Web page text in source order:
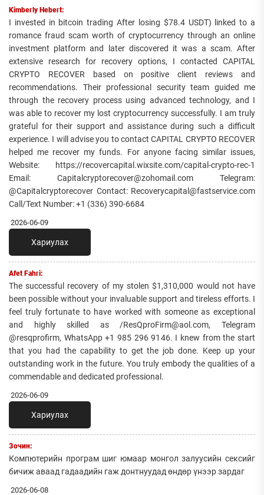
Kimberly Hebert:
I invested in bitcoin trading After losing $78.4 USDT) linked to a
romance fraud scam worth of cryptocurrency through an online
investment platform and later discovered it was a scam. After
extensive research for recovery options, I contacted CAPITAL
CRYPTO RECOVER based on positive client reviews and
recommendations. Their professional security team guided me
through the recovery process using advanced technology, and I
was able to recover my lost cryptocurrency successfully. I am truly
grateful for their support and assistance during such a difficult
experience. I will advise you to contact CAPITAL CRYPTO RECOVER
helped me recover my funds. For anyone facing similar issues,
Website: https://recovercapital.wixsite.com/capital-crypto-rec-1
Email: Capitalcryptorecover@zohomail.com Telegram:
@Capitalcryptorecover Contact: Recoverycapital@fastservice.com
Call/Text Number: +1 (336) 390-6684
2026-06-09
Хариулах
Afet Fahri:
The successful recovery of my stolen $1,310,000 would not have
been possible without your invaluable support and tireless efforts. I
feel truly fortunate to have worked with someone as exceptional
and highly skilled as /ResQproFirm@aol.com, Telegram
@resqprofirm, WhatsApp +1 985 296 9146. I knew from the start
that you had the capability to get the job done. Keep up your
outstanding work in the future. You truly embody the qualities of a
commendable and dedicated professional.
2026-06-09
Хариулах
Зочин:
Компютерийн програм шиг юмаар монгол залуусийн сексийг
бичиж аваад гадаадийн гаж донтнуудад өндөр үнээр зардаг
2026-06-08